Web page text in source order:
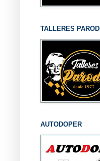
TALLERES PARODI
AUTODOPER